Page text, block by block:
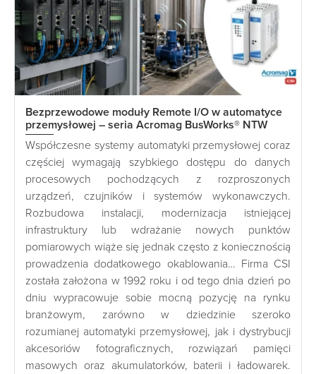
Bezprzewodowe moduły Remote I/O w automatyce
przemysłowej – seria Acromag BusWorks® NTW
Współczesne systemy automatyki przemysłowej coraz
częściej wymagają szybkiego dostępu do danych
procesowych pochodzących z rozproszonych
urządzeń, czujników i systemów wykonawczych.
Rozbudowa instalacji, modernizacja istniejącej
infrastruktury lub wdrażanie nowych punktów
pomiarowych wiąże się jednak często z koniecznością
prowadzenia dodatkowego okablowania… Firma CSI
została założona w 1992 roku i od tego dnia dzień po
dniu wypracowuje sobie mocną pozycję na rynku
branżowym, zarówno w dziedzinie szeroko
rozumianej automatyki przemysłowej, jak i dystrybucji
akcesoriów fotograficznych, rozwiązań pamięci
masowych oraz akumulatorków, baterii i ładowarek.